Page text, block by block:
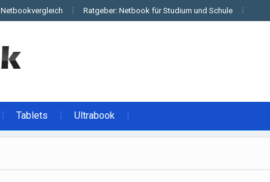
Netbookvergleich Ratgeber: Netbook für Studium und Schule
Tablets Ultrabook